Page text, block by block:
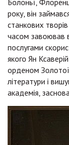
року, він
станкових
часом завоював
послугами
якого Ян
орденом
літератури і
академія,